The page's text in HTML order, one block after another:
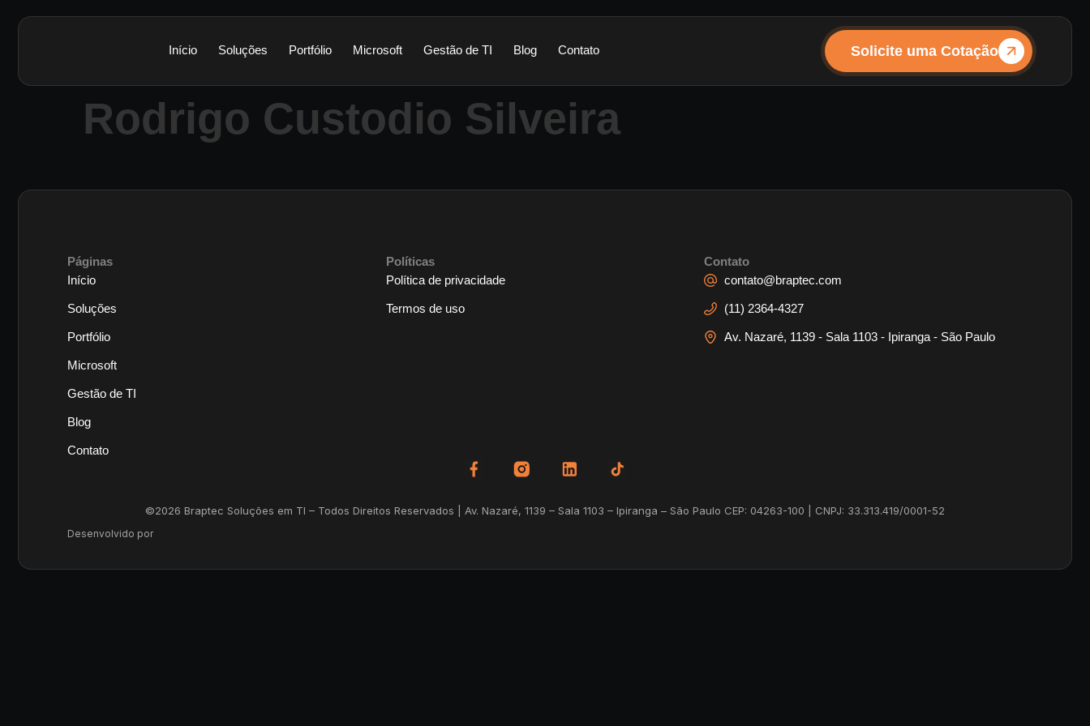
Início Soluções Portfólio Microsoft Gestão de TI Blog Contato Solicite uma Cotação
Rodrigo Custodio Silveira
Páginas
Início
Soluções
Portfólio
Microsoft
Gestão de TI
Blog
Contato
Políticas
Política de privacidade
Termos de uso
Contato
contato@braptec.com
(11) 2364-4327
Av. Nazaré, 1139 - Sala 1103 - Ipiranga - São Paulo
©2026 Braptec Soluções em TI – Todos Direitos Reservados | Av. Nazaré, 1139 – Sala 1103 – Ipiranga – São Paulo CEP: 04263-100 | CNPJ: 33.313.419/0001-52
Desenvolvido por